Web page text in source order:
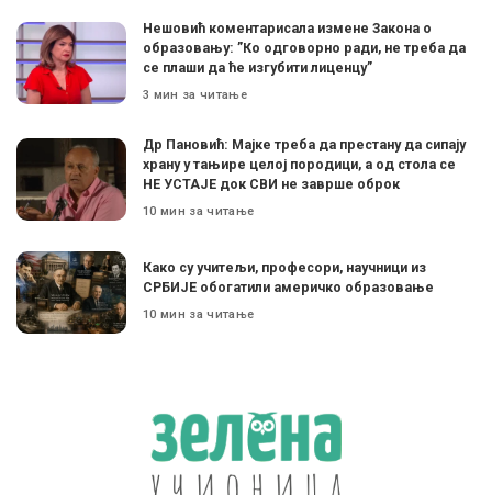
Нешовић коментарисала измене Закона о
образовању: ”Ко одговорно ради, не треба да
се плаши да ће изгубити лиценцу”
3 мин за читање
Др Пановић: Мајке треба да престану да сипају
храну у тањире целој породици, а од стола се
НЕ УСТАЈЕ док СВИ не заврше оброк
10 мин за читање
Како су учитељи, професори, научници из
СРБИЈЕ обогатили америчко образовање
10 мин за читање